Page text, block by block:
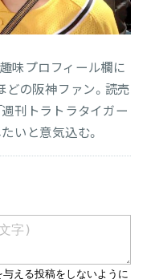
味プロフィール欄に
どの阪神ファン。読売
刊トラトラタイガー
いと意気込む。